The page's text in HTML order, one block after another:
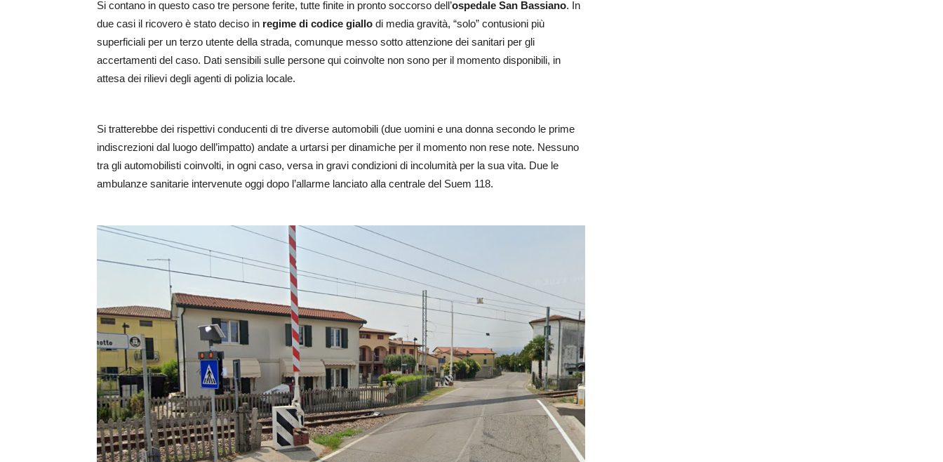
Si contano in questo caso tre persone ferite, tutte finite in pronto soccorso dell’ospedale San Bassiano. In
due casi il ricovero è stato deciso in regime di codice giallo di media gravità, “solo” contusioni più
superficiali per un terzo utente della strada, comunque messo sotto attenzione dei sanitari per gli
accertamenti del caso. Dati sensibili sulle persone qui coinvolte non sono per il momento disponibili, in
attesa dei rilievi degli agenti di polizia locale.
Si tratterebbe dei rispettivi conducenti di tre diverse automobili (due uomini e una donna secondo le prime
indiscrezioni dal luogo dell’impatto) andate a urtarsi per dinamiche per il momento non rese note. Nessuno
tra gli automobilisti coinvolti, in ogni caso, versa in gravi condizioni di incolumità per la sua vita. Due le
ambulanze sanitarie intervenute oggi dopo l’allarme lanciato alla centrale del Suem 118.